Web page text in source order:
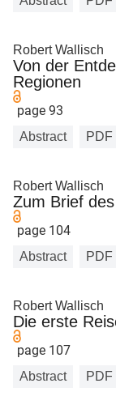
Robert Wallisch
Von der
Regionen
page 93
Abstract PDF
Robert Wallisch
Zum Brief
page 104
Abstract PDF
Robert Wallisch
Die erste
page 107
Abstract PDF